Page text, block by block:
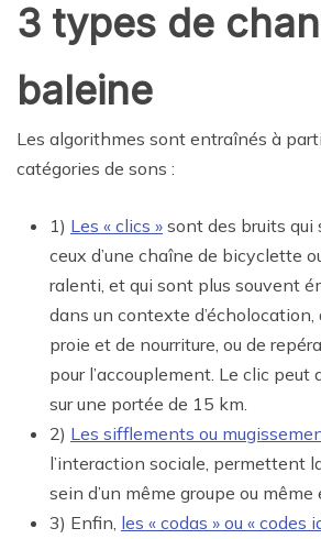
3 types de
baleine
Les algorithmes sont entraînés à
catégories de sons :
1) Les « clics » sont des bruits qui
ceux d’une chaîne de bicyclette
ralenti, et qui sont plus souvent
dans un contexte d’écholocation,
proie et de nourriture, ou de
pour l’accouplement. Le clic peut
sur une portée de 15 km.
2) Les sifflements ou
l’interaction sociale, permettent
sein d’un même groupe ou même
3) Enfin, les « codas » ou « codes